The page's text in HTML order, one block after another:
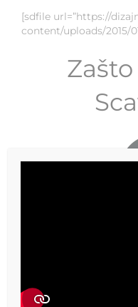
[sdfile url=”https://
content/uploads/2015/